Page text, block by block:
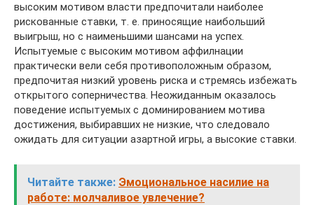
высоким мотивом власти предпочитали наиболее
рискованные ставки, т. е. приносящие наибольший
выигрыш, но с наименьшими шансами на успех.
Испытуемые с высоким мотивом аффилнации
практически вели себя противоположным образом,
предпочитая низкий уровень риска и стремясь избежать
открытого соперничества. Неожиданным оказалось
поведение испытуемых с доминированием мотива
достижения, выбиравших не низкие, что следовало
ожидать для ситуации азартной игры, а высокие ставки.
Читайте также: Эмоциональное насилие на
работе: молчаливое увлечение?